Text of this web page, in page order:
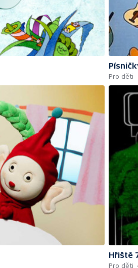
Pro děti
Hřiště
Pro děti